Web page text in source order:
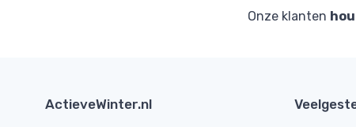
Onze klanten
ActieveWinter.nl